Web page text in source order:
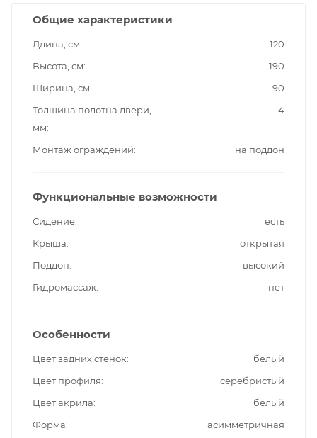
Общие характеристики
Длина, см
120
Высота, см
190
Ширина, см
90
Толщина полотна двери,
мм
4
Монтаж ограждений на поддон
Функциональные возможности
Сидение
есть
Крыша
открытая
Поддон
высокий
Гидромассаж
нет
Особенности
Цвет задних стенок
белый
Цвет профиля
серебристый
Цвет акрила
белый
Форма
асимметричная